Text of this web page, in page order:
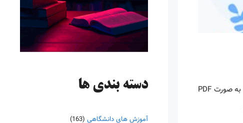
اینروزها خرید PDF کتاب‎های خارجی بسیار رواج یافته است. با آنکه نسخه‌های ترجمه شده بسیار زیادی از کتاب‌ها چه به صورت چاپی و چه به صورت PDF
دسته‌ بندی ها
آموزش های دانشگاهی (163)